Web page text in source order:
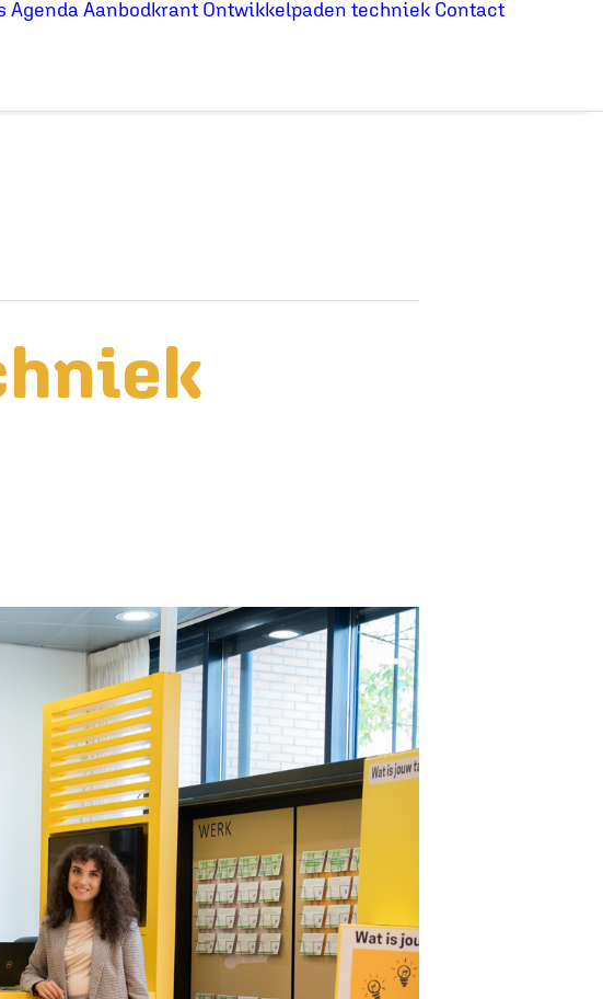
Agenda Aanbodkrant Ontwikkelpaden techniek Contact